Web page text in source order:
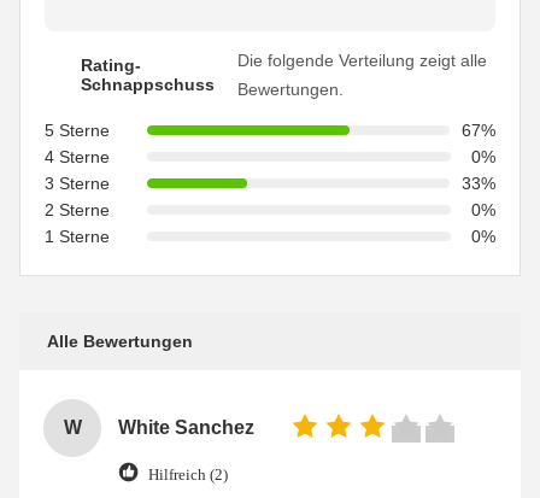
Rating-
Schnappschuss
Die folgende Verteilung zeigt alle
Bewertungen.
5 Sterne
67%
4 Sterne
0%
3 Sterne
33%
2 Sterne
0%
1 Sterne
0%
Alle Bewertungen
W White Sanchez
Hilfreich (2)